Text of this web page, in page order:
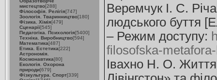
мистецтво[288]
Філософія. Релігія[747]
Зоологія. Тваринництво[180]
Фізика. Хімія[479]
Сценарії[545]
Педагогіка. Психологія[5400]
Техніка. Виробництво[594]
Математика[487]
Етика. Естетика[222]
Астрономія.
Космонавтика[80]
Екологія. Охорона
природи[679]
Фізкультура. Спорт[339]
Веремчук І. С.
людського буття
– Режим доступу:
filosofska-
Івахно Н. О. Життя